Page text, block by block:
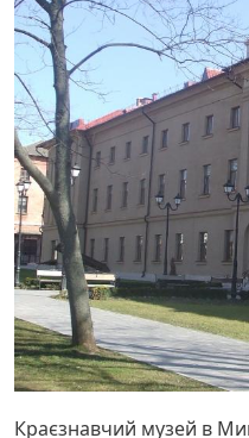
Краєзнавчий музей в